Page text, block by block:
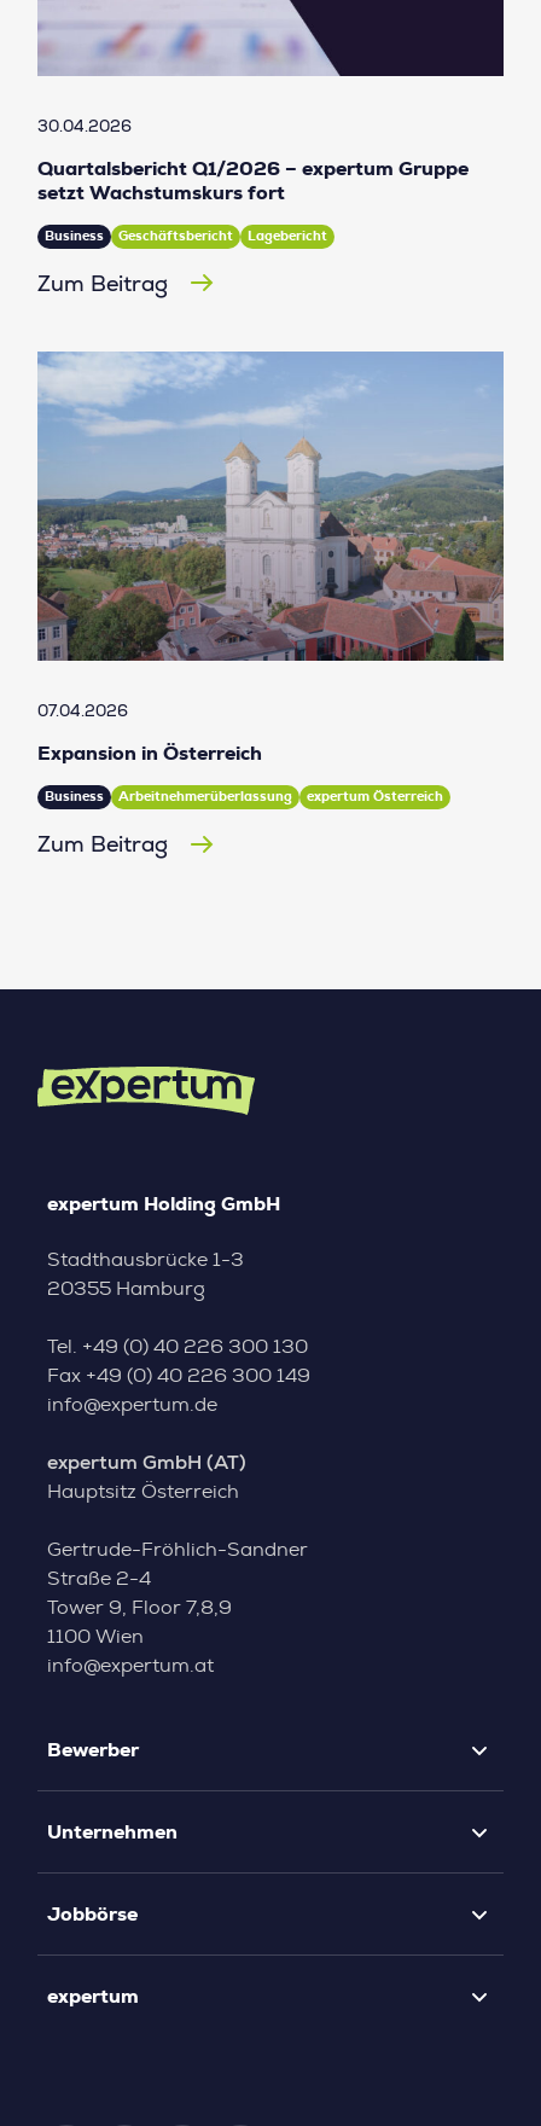
30.04.2026
Quartalsbericht Q1/2026 – expertum Gruppe
setzt Wachstumskurs fort
Business Geschäftsbericht Lagebericht
Zum Beitrag
07.04.2026
Expansion in Österreich
Business Arbeitnehmerüberlassung expertum Österreich
Zum Beitrag
expertum Holding GmbH
Stadthausbrücke 1-3
20355 Hamburg
Tel. +49 (0) 40 226 300 130
Fax +49 (0) 40 226 300 149
info@expertum.de
expertum GmbH (AT)
Hauptsitz Österreich
Gertrude-Fröhlich-Sandner
Straße 2-4
Tower 9, Floor 7,8,9
1100 Wien
info@expertum.at
Bewerber
Unternehmen
Jobbörse
expertum